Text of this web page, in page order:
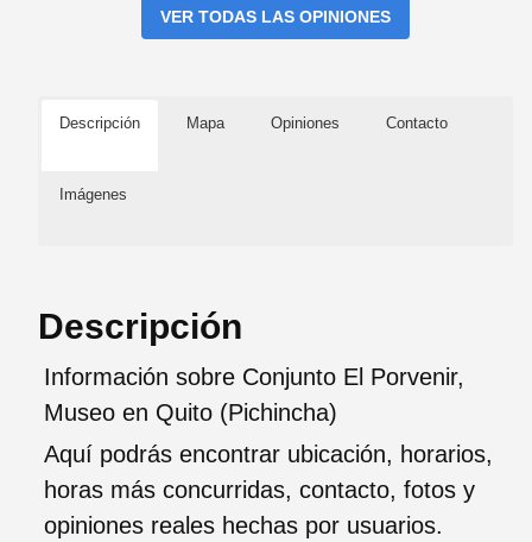
VER TODAS LAS OPINIONES
Descripción Mapa Opiniones Contacto
Imágenes
Descripción
Información sobre Conjunto El Porvenir,
Museo en Quito (Pichincha)
Aquí podrás encontrar ubicación, horarios,
horas más concurridas, contacto, fotos y
opiniones reales hechas por usuarios.